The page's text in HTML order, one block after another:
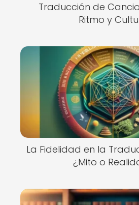
Traducción de
Ritmo y
La Fidelidad en la
¿Mito o